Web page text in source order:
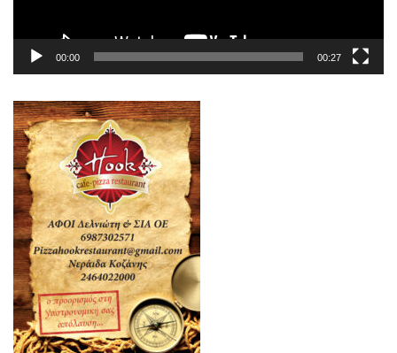
00:00 00:27